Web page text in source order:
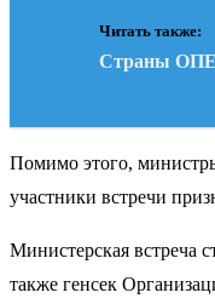
Читать также:
Страны
Помимо этого,
участники встречи
Министерская встреча
также генсек